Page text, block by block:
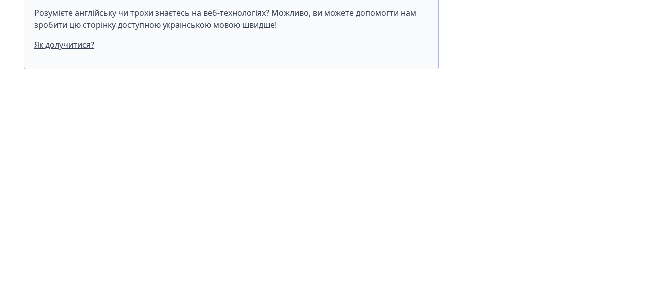
Розумієте англійську чи трохи знаєтесь на веб-технологіях? Можливо, ви можете допомогти нам
зробити цю сторінку доступною українською мовою швидше!
Як долучитися?